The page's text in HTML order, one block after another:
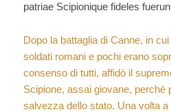
patriae Scipionique fideles
Dopo la battaglia di Canne, in
soldati romani e pochi erano
consenso di tutti, affidò il
Scipione, assai giovane, perchè
salvezza dello stato. Una volta